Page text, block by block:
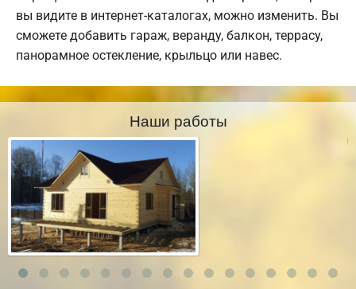
вы видите в интернет-каталогах, можно изменить. Вы
сможете добавить гараж, веранду, балкон, террасу,
панорамное остекление, крыльцо или навес.
Наши работы